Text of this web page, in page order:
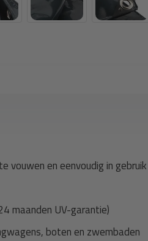
vouwen en eenvoudig in gebruik
maanden UV-garantie)
boten en zwembaden